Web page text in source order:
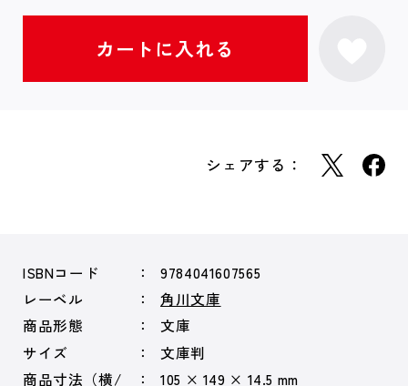
シェアする：
ISBNコード
9784041607565
レーベル
角川文庫
商品形態
文庫
サイズ
文庫判
商品寸法（横/
105 × 149 × 14.5 mm